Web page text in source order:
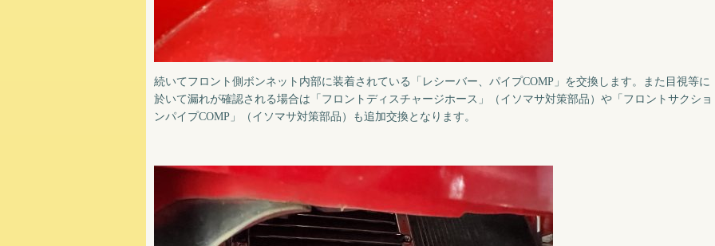
続いてフロント側ボンネット内部に装着されている「レシーバー、パイプCOMP」を交換します。また目視等に
於いて漏れが確認される場合は「フロントディスチャージホース」（イソマサ対策部品）や「フロントサクショ
ンパイプCOMP」（イソマサ対策部品）も追加交換となります。